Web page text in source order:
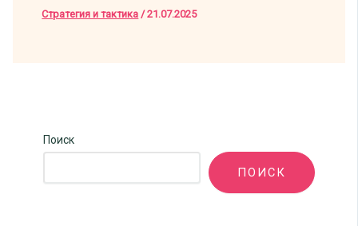
Стратегия и тактика /21.07.2025
Поиск
ПОИСК